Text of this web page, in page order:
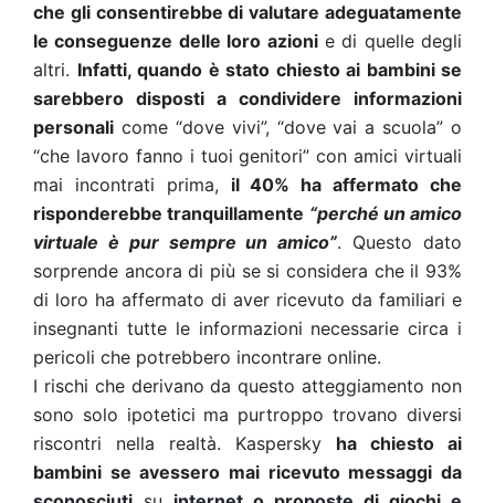
che gli consentirebbe di valutare adeguatamente
le conseguenze delle loro azionie di quelle degli
altri. Infatti, quando è stato chiesto ai bambini se
sarebbero disposti a condividere informazioni
personali come “dove vivi”, “dove vai a scuola” o
“che lavoro fanno i tuoi genitori” con amici virtuali
mai incontrati prima, il 40% ha affermato che
risponderebbe tranquillamente “perché un amico
virtuale è pur sempre un amico”. Questo dato
sorprende ancora di più se si considera che il 93%
di loro ha affermato di aver ricevuto da familiari e
insegnanti tutte le informazioni necessarie circa i
pericoli che potrebbero incontrare online.
I rischi che derivano da questo atteggiamento non
sono solo ipotetici ma purtroppo trovano diversi
riscontri nella realtà. Kaspersky ha chiesto ai
bambini se avessero mai ricevuto messaggi da